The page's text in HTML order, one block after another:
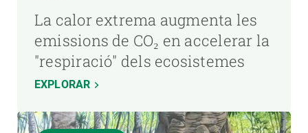
La calor extrema augmenta les
emissions de CO₂ en accelerar la
"respiració" dels ecosistemes
EXPLORAR